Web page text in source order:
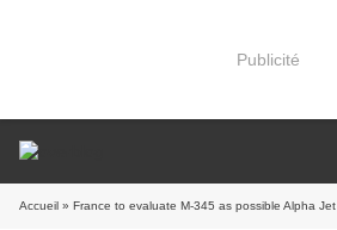
Publicité
Accueil » France to evaluate M-345 as possible Alpha